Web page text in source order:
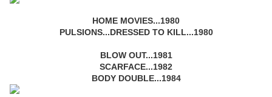
HOME MOVIES...1980
PULSIONS...DRESSED TO KILL...1980
BLOW OUT...1981
SCARFACE...1982
BODY DOUBLE...1984